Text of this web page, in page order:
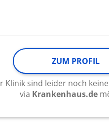
ZUM PROFIL
Klinik sind leider noch
via Krankenhaus.de